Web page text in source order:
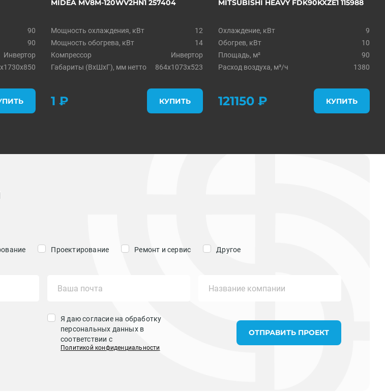
90
90
Инвертор
MIDEA MV8M-120WV2HN1 257404
Мощность охлаждения, кВт
12
Мощность обогрева, кВт
14
Компрессор
Инвертор
Габариты (ВxШxГ), мм нетто
864x1073x523
1 ₽ КУПИТЬ
MITSUBISHI HEAVY FDK90KXZE1 115988
Охлаждение, кВт
9
Обогрев, кВт
10
Площадь, м²
90
Расход воздуха, м³/ч
1380
121150 ₽ КУПИТЬ
Проектирование Ремонт и сервис Другое
Я даю согласие на обработку
персональных данных в
соответствии с
Политикой конфиденциальности
ОТПРАВИТЬ ПРОЕКТ